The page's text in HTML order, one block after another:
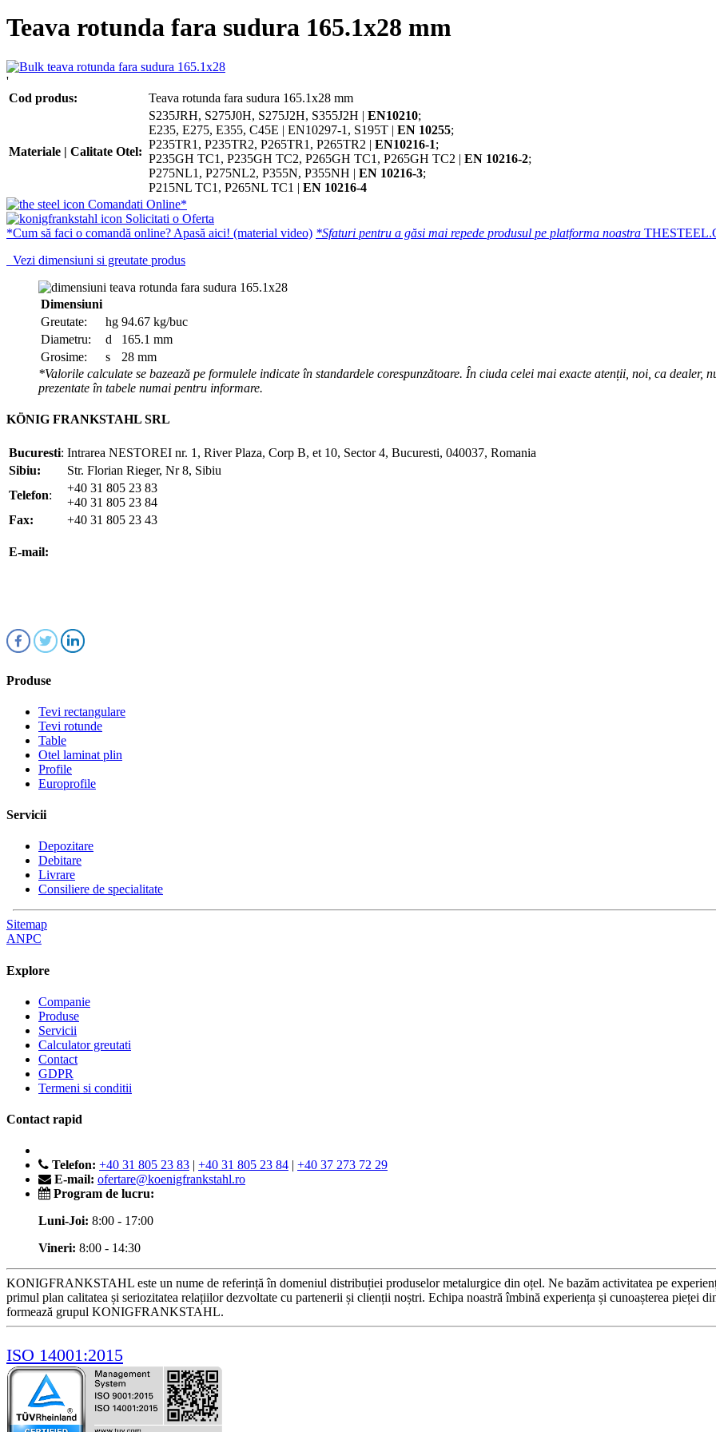
Teava rotunda fara sudura 165.1x28 mm
'
Cod produs:
Teava rotunda fara sudura 165.1x28 mm
Materiale | Calitate Otel:
S235JRH, S275J0H, S275J2H, S355J2H | EN10210;
E235, E275, E355, C45E | EN10297-1, S195T | EN 10255;
P235TR1, P235TR2, P265TR1, P265TR2 | EN10216-1;
P235GH TC1, P235GH TC2, P265GH TC1, P265GH TC2 | EN 10216-2;
P275NL1, P275NL2, P355N, P355NH | EN 10216-3;
P215NL TC1, P265NL TC1 | EN 10216-4
Comandati Online*
Solicitati o Oferta
*Cum să faci o comandă online? Apasă aici! (material video) *Sfaturi pentru a găsi mai repede produsul pe platforma noastra
Vezi dimensiuni si greutate produs
Dimensiuni
Greutate:
hg 94.67 kg/buc
Diametru:
d
165.1 mm
Grosime:
s
28 mm
*Valorile calculate se bazează pe formulele indicate în standardele corespunzătoare. În ciuda celei mai exacte atenții, noi, ca dealer,
prezentate în tabele numai pentru informare.
KÖNIG FRANKSTAHL SRL
Bucuresti: Intrarea NESTOREI nr. 1, River Plaza, Corp B, et 10, Sector 4, Bucuresti, 040037, Romania
Sibiu:
Str. Florian Rieger, Nr 8, Sibiu
Telefon:
+40 31 805 23 83
+40 31 805 23 84
Fax:
+40 31 805 23 43
E-mail:
Produse
Tevi rectangulare
Tevi rotunde
Table
Otel laminat plin
Profile
Europrofile
Servicii
Depozitare
Debitare
Livrare
Consiliere de specialitate
Sitemap
ANPC
Explore
Companie
Produse
Servicii
Calculator greutati
Contact
GDPR
Termeni si conditii
Contact rapid
Telefon: +40 31 805 23 83 | +40 31 805 23 84 | +40 37 273 72 29
E-mail: ofertare@koenigfrankstahl.ro
Program de lucru:
Luni-Joi: 8:00 - 17:00
Vineri: 8:00 - 14:30
KONIGFRANKSTAHL este un nume de referință în domeniul distribuției produselor metalurgice din oțel. Ne bazăm activitatea pe
primul plan calitatea și seriozitatea relațiilor dezvoltate cu partenerii și clienții noștri. Echipa noastră îmbină experiența și cunoașterea pieței
formează grupul KONIGFRANKSTAHL.
ISO 14001:2015